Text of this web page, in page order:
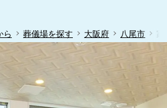
ら 葬儀場を探す 大阪府 八尾市